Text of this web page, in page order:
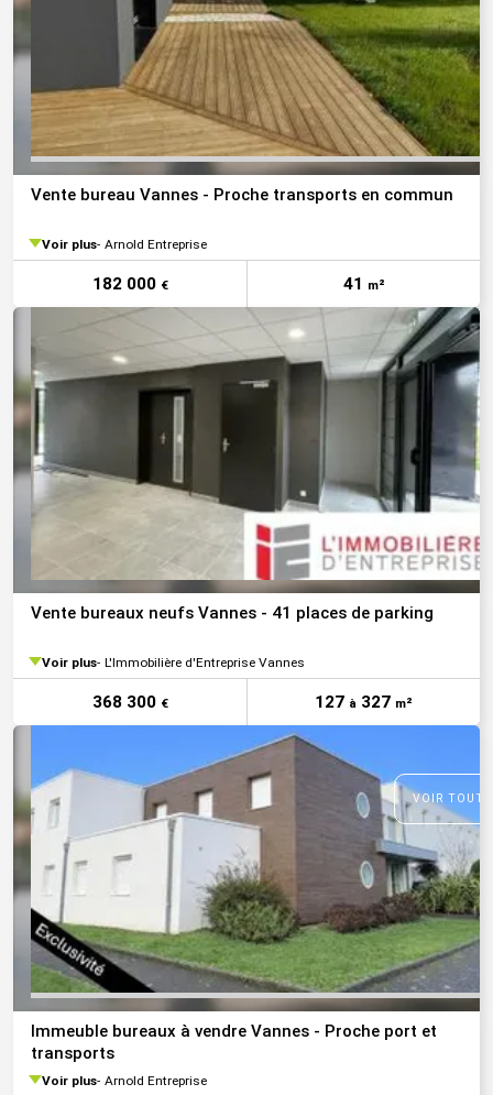
Vente bureau Vannes - Proche transports en commun
Voir plus Arnold Entreprise
182 000 € 41 m²
Vente bureaux neufs Vannes - 41 places de parking
Voir plus L'Immobilière d'Entreprise Vannes
368 300 € 127 à 327 m²
VOIR
Immeuble bureaux à vendre Vannes - Proche port et
transports
Voir plus Arnold Entreprise